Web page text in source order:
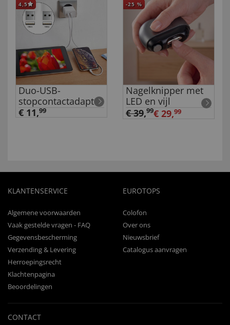
4,5
Duo-USB-
stopcontactadapter
€ 11,99
-25 %
Nagelknipper met
LED en vijl
€ 39,99€ 29,99
KLANTENSERVICE
Algemene voorwaarden
Vaak gestelde vragen - FAQ
Gegevensbescherming
Verzending & Levering
Herroepingsrecht
Klachtenpagina
Beoordelingen
EUROTOPS
Colofon
Over ons
Nieuwsbrief
Catalogus aanvragen
CONTACT